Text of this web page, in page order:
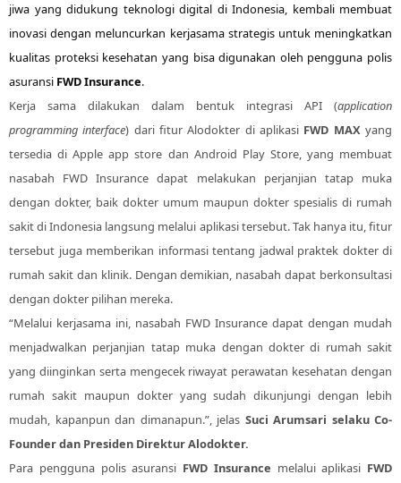
jiwa yang didukung teknologi digital di Indonesia, kembali membuat
inovasi dengan meluncurkan kerjasama strategis untuk meningkatkan
kualitas proteksi kesehatan yang bisa digunakan oleh pengguna polis
asuransi FWD Insurance.
Kerja sama dilakukan dalam bentuk integrasi API (application
programming interface) dari fitur Alodokter di aplikasi FWD MAXyang
tersedia di Apple app store dan Android Play Store, yang membuat
nasabah FWD Insurance dapat melakukan perjanjian tatap muka
dengan dokter, baik dokter umum maupun dokter spesialis di rumah
sakit di Indonesia langsung melalui aplikasi tersebut. Tak hanya itu, fitur
tersebut juga memberikan informasi tentang jadwal praktek dokter di
rumah sakit dan klinik. Dengan demikian, nasabah dapat berkonsultasi
dengan dokter pilihan mereka.
“Melalui kerjasama ini, nasabah FWD Insurance dapat dengan mudah
menjadwalkan perjanjian tatap muka dengan dokter di rumah sakit
yang diinginkan serta mengecek riwayat perawatan kesehatan dengan
rumah sakit maupun dokter yang sudah dikunjungi dengan lebih
mudah, kapanpun dan dimanapun.”, jelas Suci Arumsari selaku Co-
Founder dan Presiden Direktur Alodokter.
Para pengguna polis asuransi FWD Insurance melalui aplikasi FWD